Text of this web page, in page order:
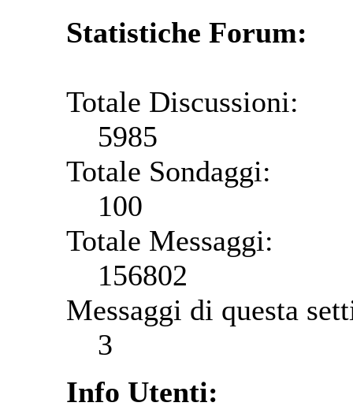
Statistiche Forum:
Totale Discussioni:
5985
Totale Sondaggi:
100
Totale Messaggi:
156802
Messaggi di questa
3
Info Utenti: